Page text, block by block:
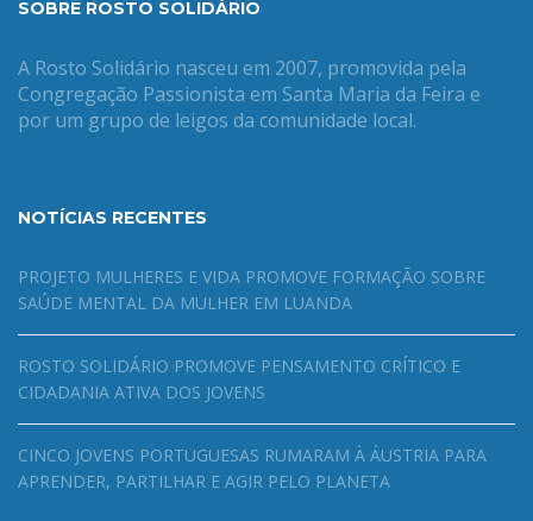
SOBRE ROSTO SOLIDÁRIO
A Rosto Solidário nasceu em 2007, promovida pela
Congregação Passionista em Santa Maria da Feira e
por um grupo de leigos da comunidade local.
NOTÍCIAS RECENTES
PROJETO MULHERES E VIDA PROMOVE FORMAÇÃO SOBRE
SAÚDE MENTAL DA MULHER EM LUANDA
ROSTO SOLIDÁRIO PROMOVE PENSAMENTO CRÍTICO E
CIDADANIA ATIVA DOS JOVENS
CINCO JOVENS PORTUGUESAS RUMARAM À ÁUSTRIA PARA
APRENDER, PARTILHAR E AGIR PELO PLANETA